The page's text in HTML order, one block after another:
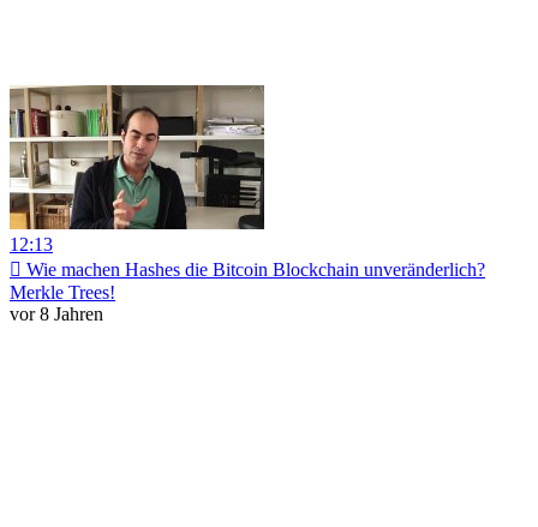
12:13
️⃣ Wie machen Hashes die Bitcoin Blockchain unveränderlich?
Merkle Trees!
vor 8 Jahren